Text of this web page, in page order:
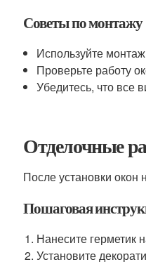
Советы по монтажу
Используйте
Проверьте работу
Убедитесь, что все
Отделочные
После установки
Пошаговая
Нанесите герметик
Установите